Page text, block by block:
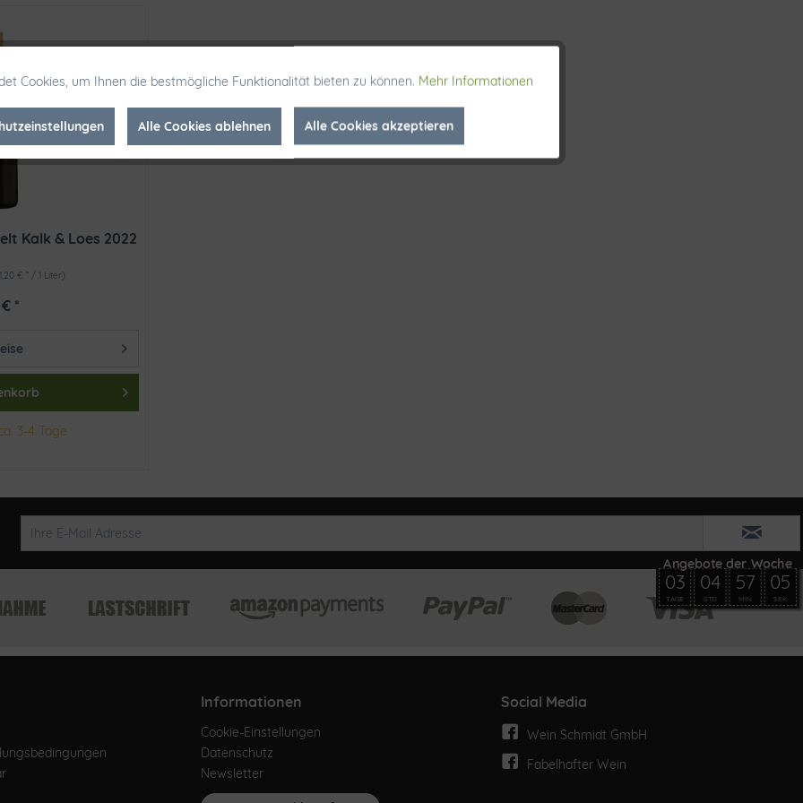
Kalk & Loes 2022
€ * / 1 Liter)
*
3-4 Tage
Informationen
Cookie-Einstellungen
Datenschutz
Newsletter
Social Media
Wein Schmidt GmbH
Fabelhafter Wein
Aktiv
Inaktiv
Cookies, um Ihnen die bestmögliche Funktionalität bieten zu können. Mehr Informationen
Alle Cookies ablehnen Alle Cookies akzeptieren
03
TAGE
04
STD
57
MIN
05
SEK